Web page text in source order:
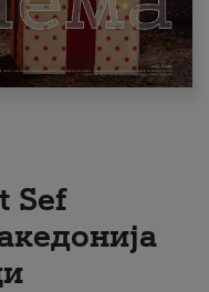
Sеf